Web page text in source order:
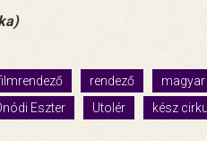
rendező
magyar
Eszter Utolér kész